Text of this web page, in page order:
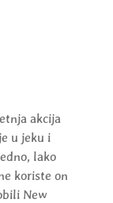
akcija
u jeku i
lako
koriste on
New